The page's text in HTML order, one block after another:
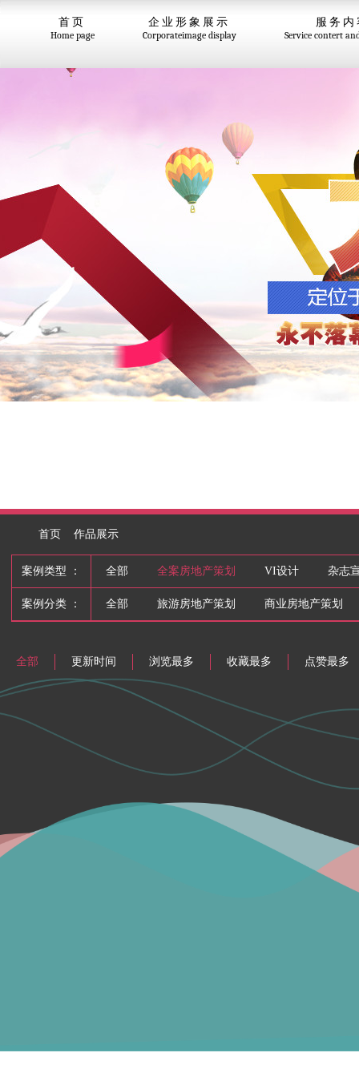
首页
Home page
企业形象展示
Corporateimage display
服务内
Service contert
首页 作品展示
案例类型 ： 全部 全案房地产策划 VI设计 杂志
案例分类 ： 全部 旅游房地产策划 商业房地产策划
全部 更新时间 浏览最多 收藏最多 点赞最多